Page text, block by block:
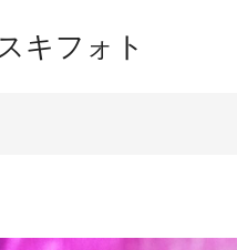
キフォト